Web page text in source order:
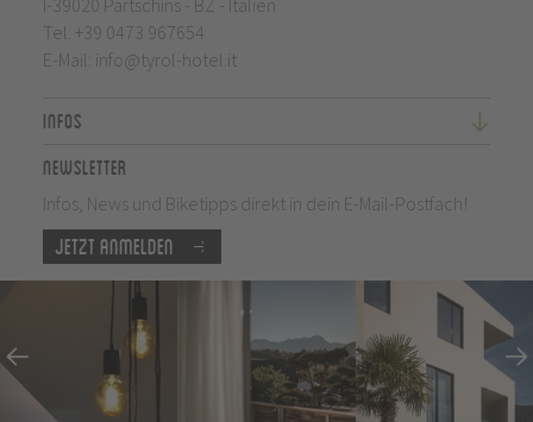
I-39020 Partschins - BZ - Italien
Tel. +39 0473 967654
E-Mail: info@tyrol-hotel.it
Infos
Newsletter
Infos, News und Biketipps direkt in dein E-Mail-Postfach!
Jetzt anmelden